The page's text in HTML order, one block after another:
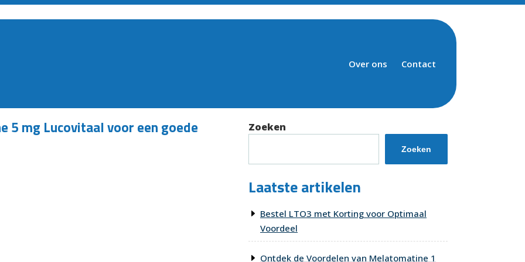
Over ons Contact
5 mg Lucovitaal voor een goede Zoeken
Zoeken
Laatste artikelen
Bestel LTO3 met Korting voor Optimaal
Voordeel
Ontdek de Voordelen van Melatomatine 1